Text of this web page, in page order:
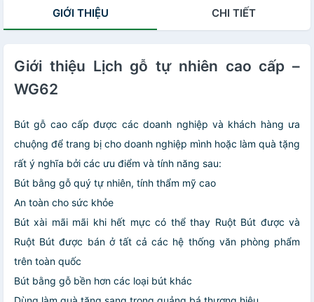
GIỚI THIỆU CHI TIẾT
Giới thiệu Lịch gỗ tự nhiên cao cấp –
WG62
Bút gỗ cao cấp được các doanh nghiệp và khách hàng ưa
chuộng để trang bị cho doanh nghiệp mình hoặc làm quà tặng
rất ý nghĩa bởi các ưu điểm và tính năng sau:
Bút bằng gỗ quý tự nhiên, tính thẩm mỹ cao
An toàn cho sức khỏe
Bút xài mãi mãi khi hết mực có thể thay Ruột Bút được và
Ruột Bút được bán ở tất cả các hệ thống văn phòng phẩm
trên toàn quốc
Bút bằng gỗ bền hơn các loại bút khác